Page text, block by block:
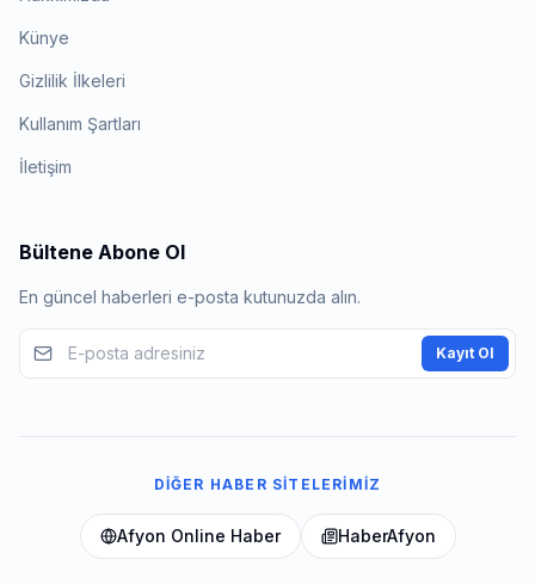
Künye
Gizlilik İlkeleri
Kullanım Şartları
İletişim
Bültene Abone Ol
En güncel haberleri e-posta kutunuzda alın.
Kayıt Ol
DIĞER HABER SITELERIMIZ
Afyon Online Haber HaberAfyon